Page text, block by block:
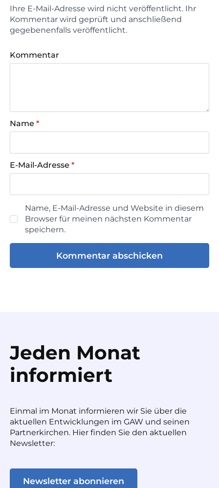
Ihre E-Mail-Adresse wird nicht veröffentlicht. Ihr
Kommentar wird geprüft und anschließend
gegebenenfalls veröffentlicht.
Kommentar
Name *
E-Mail-Adresse *
Name, E-Mail-Adresse und Website in diesem
Browser für meinen nächsten Kommentar
speichern.
Jeden Monat
informiert
Einmal im Monat informieren wir Sie über die
aktuellen Entwicklungen im GAW und seinen
Partnerkirchen. Hier finden Sie den aktuellen
Newsletter:
Newsletter abonnieren